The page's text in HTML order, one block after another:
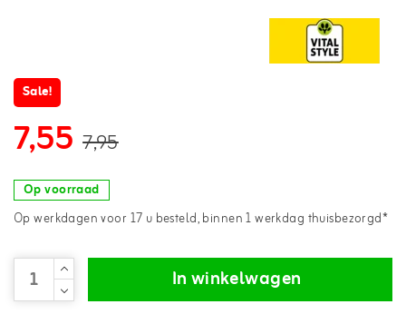
Sale!
7,55 7,95
Op voorraad
Op werkdagen voor 17 u besteld, binnen 1 werkdag thuisbezorgd*
In winkelwagen